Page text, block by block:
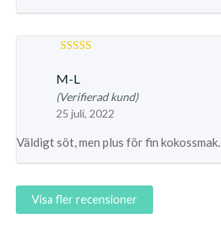
M-L
(Verifierad kund)
25 juli, 2022
Väldigt söt, men plus för fin kokossmak.
Visa fler recensioner